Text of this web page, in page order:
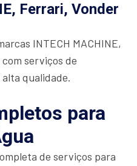
Ferrari, Vonder
INTECH MACHINE,
serviços de
qualidade.
para
de serviços para